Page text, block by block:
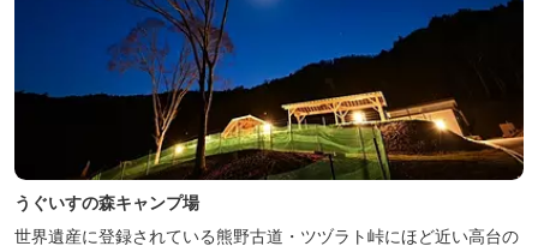
うぐいすの森キャンプ場
世界遺産に登録されている熊野古道・ツヅラト峠にほど近い高台の